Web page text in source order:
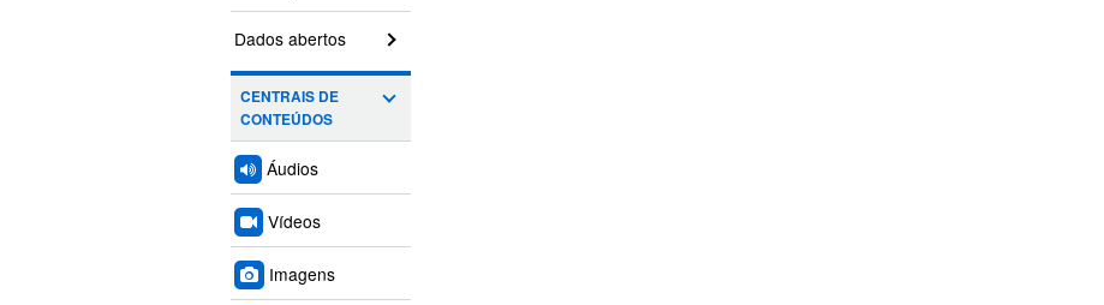
Dados abertos
CENTRAIS DE
CONTEÚDOS
Áudios
Vídeos
Imagens